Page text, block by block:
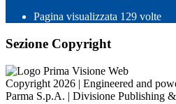
Pagina visualizzata 129 volte
Sezione Copyright
Copyright 2026 | Engineered and
Parma S.p.A. | Divisione Publishing